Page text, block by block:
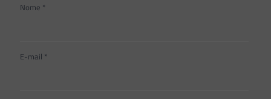
Nome *
E-mail *